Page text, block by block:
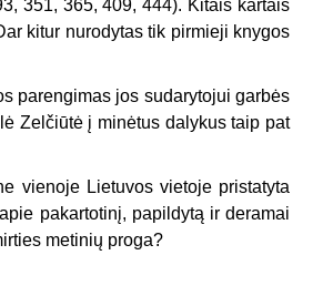
351, 365, 409, 444). Kitais kartais
kitur nurodytas tik pirmieji knygos
parengimas jos sudarytojui garbės
Zelčiūtė į minėtus dalykus taip pat
vienoje Lietuvos vietoje pristatyta
pakartotinį, pa­pildytą ir deramai
metinių proga?